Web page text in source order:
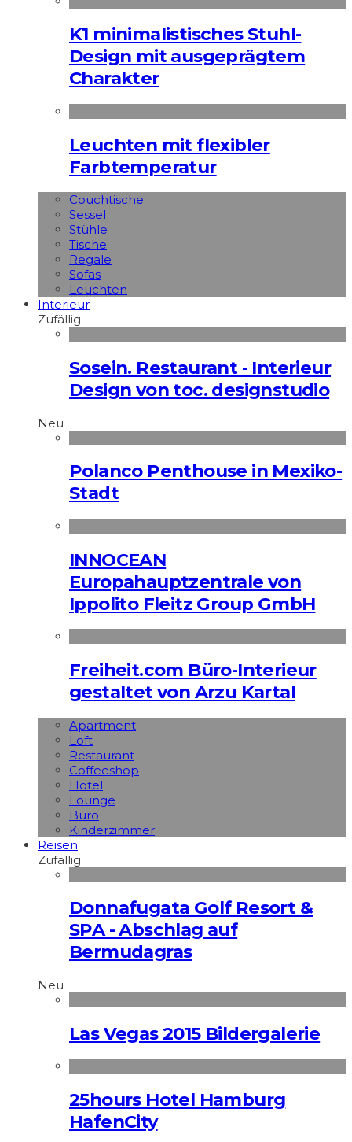
K1 minimalistisches Stuhl-
Design mit ausgeprägtem
Charakter
Leuchten mit flexibler
Farbtemperatur
Couchtische
Sessel
Stühle
Tische
Regale
Sofas
Leuchten
Interieur
Zufällig
Sosein. Restaurant - Interieur
Design von toc. designstudio
Neu
Polanco Penthouse in Mexiko-
Stadt
INNOCEAN
Europahauptzentrale von
Ippolito Fleitz Group GmbH
Freiheit.com Büro-Interieur
gestaltet von Arzu Kartal
Apart­ment
Loft
Restaurant
Coffeeshop
Hotel
Lounge
Büro
Kinderzimmer
Reisen
Zufällig
Donnafugata Golf Resort &
SPA - Abschlag auf
Bermudagras
Neu
Las Vegas 2015 Bildergalerie
25hours Hotel Hamburg
HafenCity